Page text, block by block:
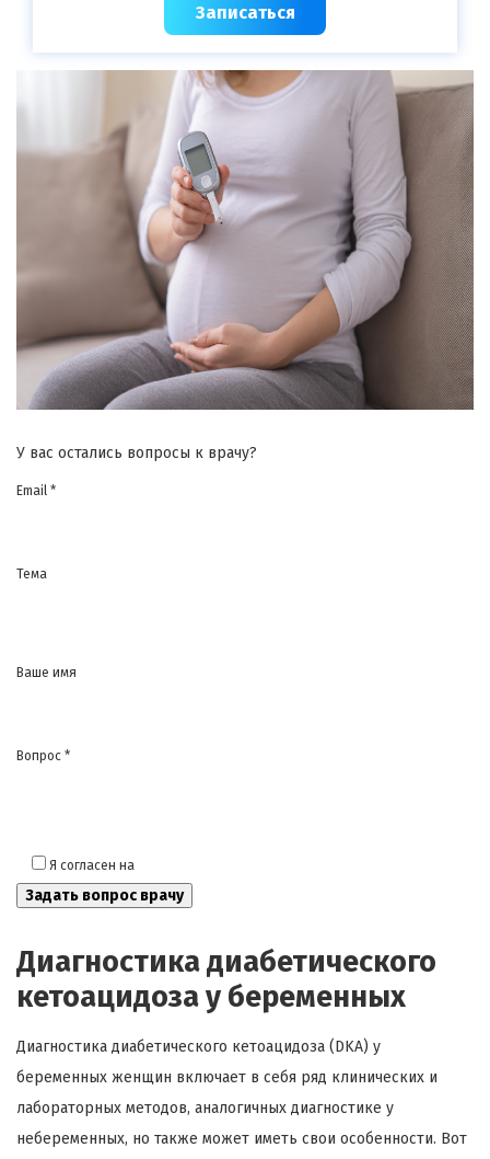
Записаться
У вас остались вопросы к врачу?
Email *
Тема
Ваше имя
Вопрос *
Я согласен на
Диагностика диабетического
кетоацидоза у беременных
Диагностика диабетического кетоацидоза (DKA) у
беременных женщин включает в себя ряд клинических и
лабораторных методов, аналогичных диагностике у
небеременных, но также может иметь свои особенности. Вот